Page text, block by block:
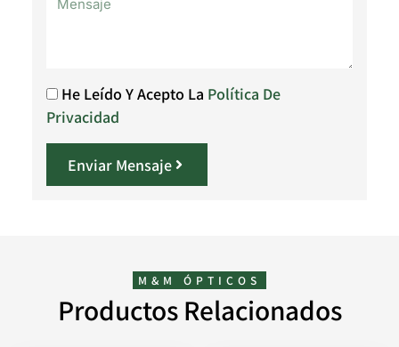
He Leído Y Acepto La Política De
Privacidad
Enviar Mensaje
M&M ÓPTICOS
Productos Relacionados